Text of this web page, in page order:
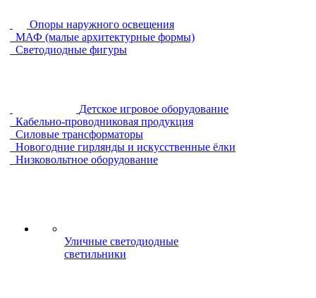
Опоры наружного освещения
МАФ (малые архитектурные формы)
Светодиодные фигуры
Детское игровое оборудование
Кабельно-проводниковая продукция
Силовые трансформаторы
Новогодние гирлянды и искусственные ёлки
Низковольтное оборудование
Уличные светодиодные
светильники